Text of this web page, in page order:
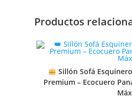
Productos
Sillón Sofá
Premium – Ecocuero